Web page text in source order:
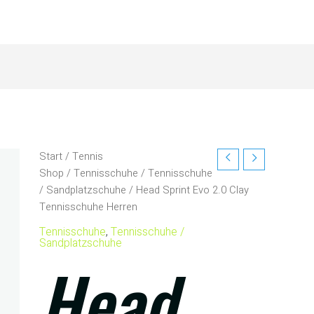
Start/Tennis
Shop /Tennisschuhe /Tennisschuhe
/ Sandplatzschuhe / Head Sprint Evo 2.0 Clay
Tennisschuhe Herren
Tennisschuhe,Tennisschuhe /
Sandplatzschuhe